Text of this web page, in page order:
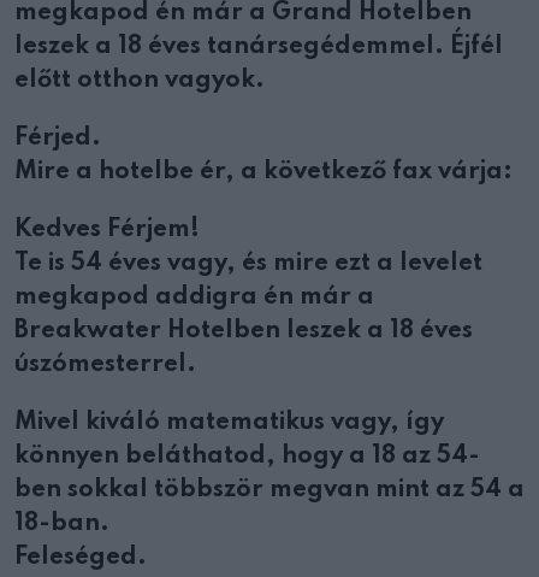
megkapod én már a Grand Hotelben
leszek a 18 éves tanársegédemmel. Éjfél
előtt otthon vagyok.
Férjed.
Mire a hotelbe ér, a következő fax várja:
Kedves Férjem!
Te is 54 éves vagy, és mire ezt a levelet
megkapod addigra én már a
Breakwater Hotelben leszek a 18 éves
úszómesterrel.
Mivel kiváló matematikus vagy, így
könnyen beláthatod, hogy a 18 az 54-
ben sokkal többször megvan mint az 54 a
18-ban.
Feleséged.